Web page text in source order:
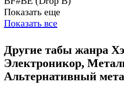
Показать еще
Показать все
Другие табы жанра
Электроникор,
Альтернативный